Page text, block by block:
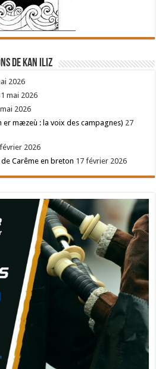
de Kan Iliz
2026
mai 2026
2026
er mæzeù : la voix des campagnes) 27
2026
Carême en breton 17 février 2026